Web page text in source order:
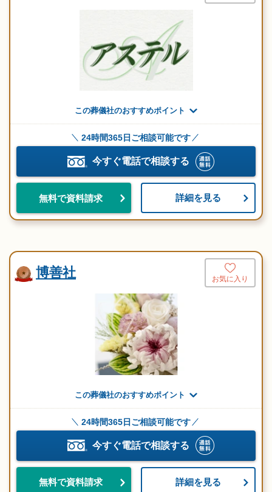
この葬儀社のおすすめポイント
24時間365日ご相談可能です
今すぐ電話で相談する
無料で資料請求 詳細を見る
博善社 お気に入り
この葬儀社のおすすめポイント
24時間365日ご相談可能です
今すぐ電話で相談する
無料で資料請求 詳細を見る